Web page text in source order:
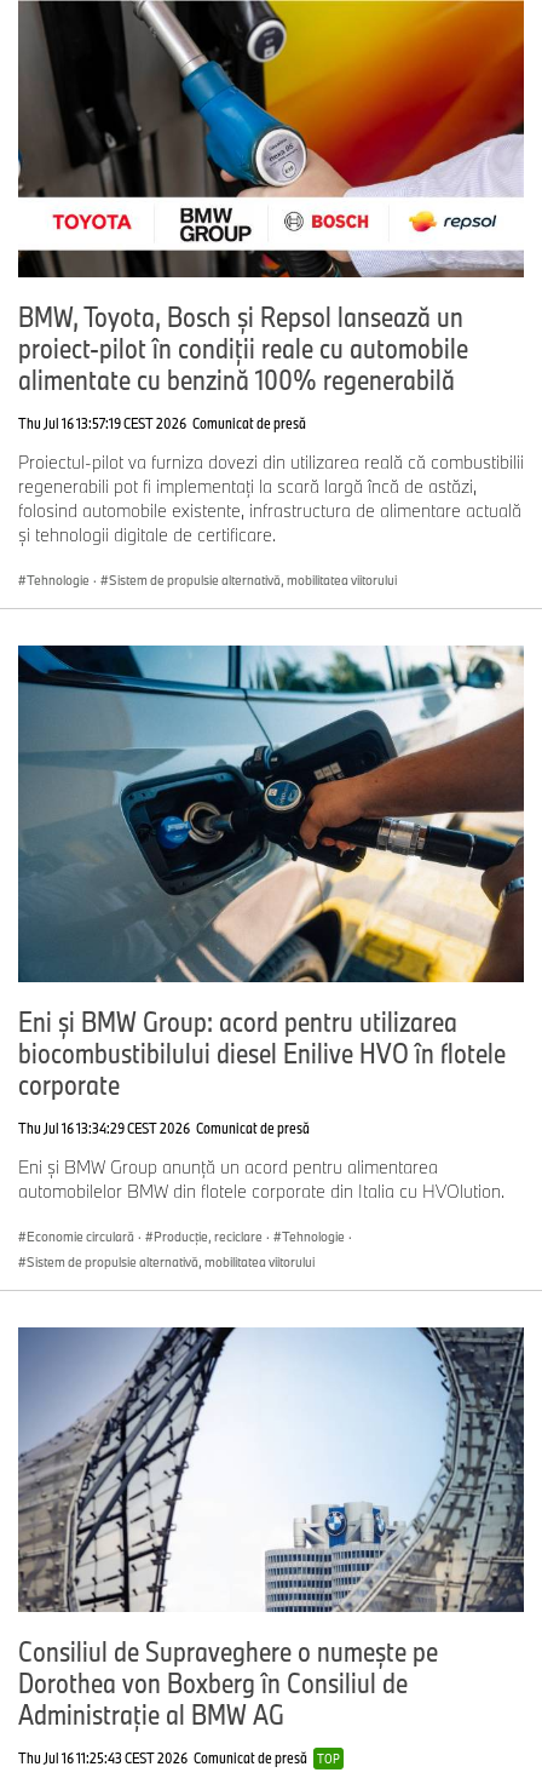
BMW, Toyota, Bosch și Repsol lansează un
proiect-pilot în condiții reale cu automobile
alimentate cu benzină 100% regenerabilă
Thu Jul 16 13:57:19 CEST 2026 Comunicat de presă
Proiectul-pilot va furniza dovezi din utilizarea reală că combustibilii
regenerabili pot fi implementați la scară largă încă de astăzi,
folosind automobile existente, infrastructura de alimentare actuală
și tehnologii digitale de certificare.
Tehnologie · Sistem de propulsie alternativă, mobilitatea viitorului
Eni și BMW Group: acord pentru utilizarea
biocombustibilului diesel Enilive HVO în flotele
corporate
Thu Jul 16 13:34:29 CEST 2026 Comunicat de presă
Eni și BMW Group anunță un acord pentru alimentarea
automobilelor BMW din flotele corporate din Italia cu HVOlution.
Economie circulară · Producţie, reciclare · Tehnologie ·
Sistem de propulsie alternativă, mobilitatea viitorului
Consiliul de Supraveghere o numește pe
Dorothea von Boxberg în Consiliul de
Administrație al BMW AG
Thu Jul 16 11:25:43 CEST 2026 Comunicat de presă TOP